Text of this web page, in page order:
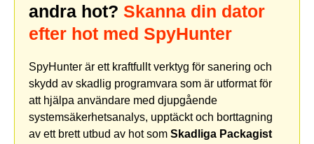
andra hot? Skanna din dator
efter hot med SpyHunter
SpyHunter är ett kraftfullt verktyg för sanering och
skydd av skadlig programvara som är utformat för
att hjälpa användare med djupgående
systemsäkerhetsanalys, upptäckt och borttagning
av ett brett utbud av hot som Skadliga Packagist